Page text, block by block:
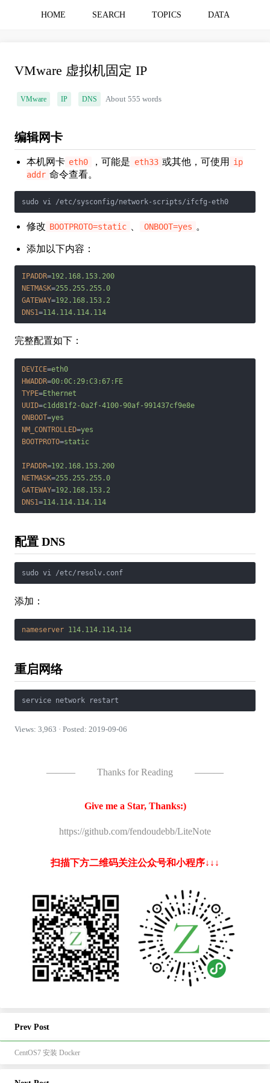
HOME SEARCH TOPICS DATA
VMware 虚拟机固定 IP
VMware IP DNS About 555 words
编辑网卡
本机网卡 eth0 ，可能是 eth33 或其他，可使用
ip
addr 命令查看。
sudo vi /etc/sysconfig/network-scripts/ifcfg-eth0
修改 BOOTPROTO=static ONBOOT=yes 。
添加以下内容：
IPADDR=192.168.153.200
NETMASK=255.255.255.0
GATEWAY=192.168.153.2
DNS1=114.114.114.114
完整配置如下：
DEVICE=eth0
HWADDR=00:0C:29:C3:67:FE
TYPE=Ethernet
UUID=c1dd81f2-0a2f-4100-90af-991437cf9e8e
ONBOOT=yes
NM_CONTROLLED=yes
BOOTPROTO=static
IPADDR=192.168.153.200
NETMASK=255.255.255.0
GATEWAY=192.168.153.2
DNS1=114.114.114.114
配置 DNS
sudo vi /etc/resolv.conf
添加：
nameserver 114.114.114.114
重启网络
service network restart
Views: 3,963 · Posted: 2019-09-06
——— Thanks for Reading ———
Give me a Star, Thanks:)
https://github.com/fendoudebb/LiteNote
扫描下方二维码关注公众号和小程序↓↓↓
Prev Post
CentOS7 安装 Docker